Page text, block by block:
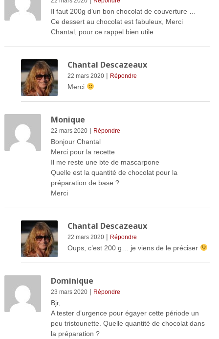
Il faut 200g d’un bon chocolat de couverture …
Ce dessert au chocolat est fabuleux, Merci
Chantal, pour ce rappel bien utile
Chantal Descazeaux
22 mars 2020| Répondre
Merci
Monique
22 mars 2020| Répondre
Bonjour Chantal
Merci pour la recette
Il me reste une bte de mascarpone
Quelle est la quantité de chocolat pour la
préparation de base ?
Merci
Chantal Descazeaux
22 mars 2020| Répondre
Oups, c’est 200 g… je viens de le préciser
Dominique
23 mars 2020| Répondre
Bjr,
A tester d’urgence pour égayer cette période un
peu tristounette. Quelle quantité de chocolat dans
la préparation ?